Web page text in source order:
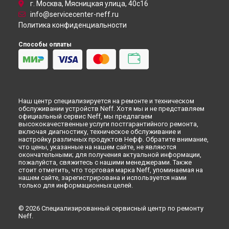
Ремонт/замена датчика температуры посудомоечной
машины Neff вСамаре
Ремонт/замена датчика температуры посудомоечной
Ремонт/замена датчика температуры посудомоечной
машины Neff в
Красноярске
Ремонт/замена датчика температуры посудомоечной
Ремонт/замена датчика температуры посудомоечной
машины Neff вКирове
Ремонт/замена датчика температуры посудомоечной
машины Neff вОренбурге
Ремонт/замена датчика температуры посудомоечной
машины Neff вКемерово
Ремонт/замена датчика температуры посудомоечной
машины Neff вНовокузнецке
Ремонт/замена датчика температуры посудомоечной
Ремонт/замена датчика температуры посудомоечной
машины Neff в
г. Москва, Мясницкая улица, 40с16
info@servicecenter-neff.ru
Политика конфиденциальности
Способы оплаты
Наш центр специализируется на ремонте и техническом
обслуживании устройств Neff. Хотя мы и не представляем
официальный сервис Neff, мы предлагаем
высококачественные услуги постгарантийного ремонта,
включая диагностику, техническое обслуживание и
настройку различных продуктов Нефф. Обратите внимание,
что цены, указанные на нашем сайте, не являются
окончательными; для получения актуальной информации,
пожалуйста, свяжитесь с нашими менеджерами. Также
стоит отметить, что торговая марка Neff, упоминаемая на
нашем сайте, зарегистрирована и используется нами
только для информационных целей.
© 2026 Специализированный сервисный центр по ремонту
Neff.